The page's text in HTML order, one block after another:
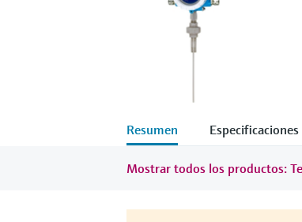
Resumen Especificaciones
Mostrar todos los productos: